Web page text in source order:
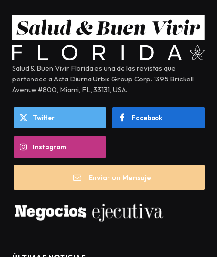
Salud & Buen Vivir Florida es una de las revistas que
pertenece a Acta Diurna Urbis Group Corp. 1395 Brickell
Avenue #800, Miami, FL, 33131, USA.
Twitter Facebook
Instagram
Enviar un Mensaje